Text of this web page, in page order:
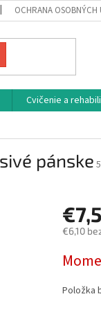
OCHRANA OSOBNÝCH
Cvičenie a
pánske
€6,10
cena:
Položka